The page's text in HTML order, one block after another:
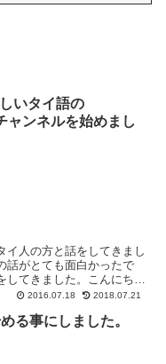
いタイ語の
ャンネルを始めまし
イ人の方と話をしてきまし
話がとても面白かったで
してきました。こんにち
。 ...2016.07.18 2018.07.21
る事にしました。